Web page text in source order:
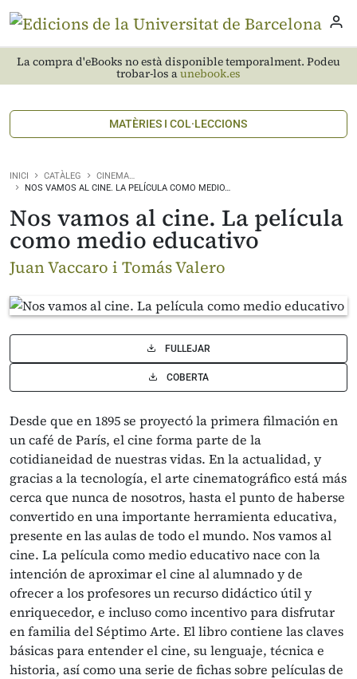
La compra d'eBooks no està disponible temporalment. Podeu
trobar-los aunebook.es
MATÈRIES I COL·LECCIONS
INICI CATÀLEG
CINEMA…
NOS VAMOS AL CINE. LA PELÍCULA COMO MEDIO…
Nos vamos al cine. La película
como medio educativo
Juan Vaccaro i Tomás Valero
FULLEJAR
COBERTA
Desde que en 1895 se proyectó la primera filmación en
un café de París, el cine forma parte de la
cotidianeidad de nuestras vidas. En la actualidad, y
gracias a la tecnología, el arte cinematográfico está más
cerca que nunca de nosotros, hasta el punto de haberse
convertido en una importante herramienta educativa,
presente en las aulas de todo el mundo. Nos vamos al
cine. La película como medio educativo nace con la
intención de aproximar el cine al alumnado y de
ofrecer a los profesores un recurso didáctico útil y
enriquecedor, e incluso como incentivo para disfrutar
en familia del Séptimo Arte. El libro contiene las claves
básicas para entender el cine, su lenguaje, técnica e
historia, así como una serie de fichas sobre películas de